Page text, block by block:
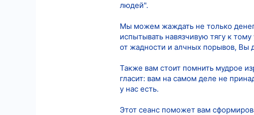
людей".
Мы можем жаждать не только
испытывать навязчивую тягу к
от жадности и алчных порывов, Вы
Также вам стоит помнить мудрое
гласит: вам на самом деле не
у нас есть.
Этот сеанс поможет вам